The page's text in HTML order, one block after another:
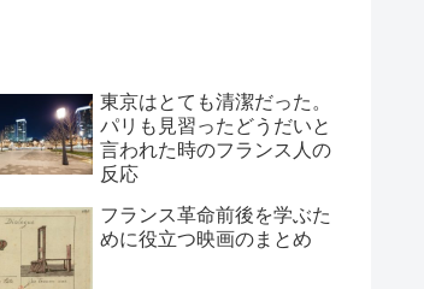
東京はとても清潔だった。
パリも見習ったどうだいと
言われた時のフランス人の
反応
フランス革命前後を学ぶた
めに役立つ映画のまとめ